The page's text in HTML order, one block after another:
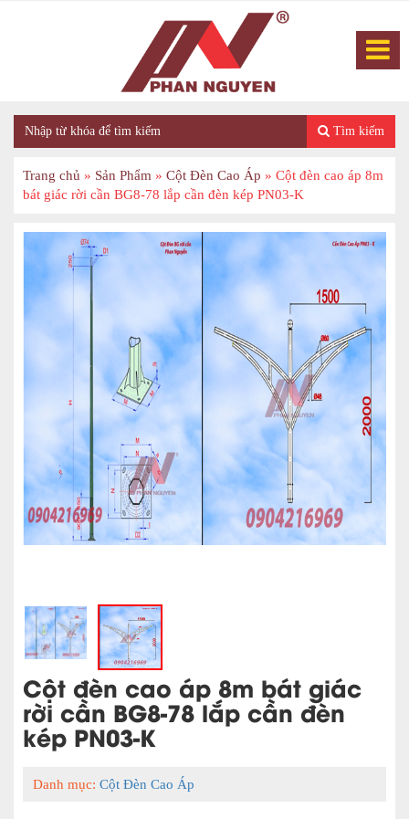
Tìm kiếm
Trang chủ » Sản Phẩm » Cột Đèn Cao Áp » Cột đèn cao áp 8m
bát giác rời cần BG8-78 lắp cần đèn kép PN03-K
Cột đèn cao áp 8m bát giác
rời cần BG8-78 lắp cần đèn
kép PN03-K
Danh mục: Cột Đèn Cao Áp